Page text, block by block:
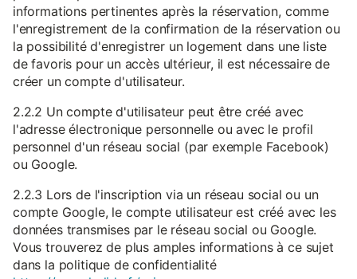
informations pertinentes après la réservation, comme
l'enregistrement de la confirmation de la réservation ou
la possibilité d'enregistrer un logement dans une liste
de favoris pour un accès ultérieur, il est nécessaire de
créer un compte d'utilisateur.
2.2.2 Un compte d'utilisateur peut être créé avec
l'adresse électronique personnelle ou avec le profil
personnel d'un réseau social (par exemple Facebook)
ou Google.
2.2.3 Lors de l'inscription via un réseau social ou un
compte Google, le compte utilisateur est créé avec les
données transmises par le réseau social ou Google.
Vous trouverez de plus amples informations à ce sujet
dans la politique de confidentialité